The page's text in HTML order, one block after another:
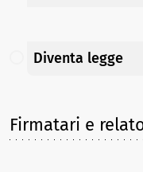
Diventa legge
Firmatari e